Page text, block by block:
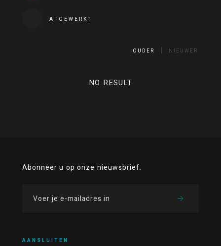
AFGEWERKT
OUDER NIEUWER
NO RESULT
Abonneer u op onze nieuwsbrief.
AANSLUITEN